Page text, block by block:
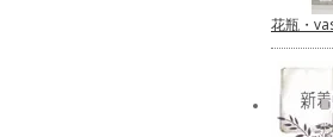
花瓶・